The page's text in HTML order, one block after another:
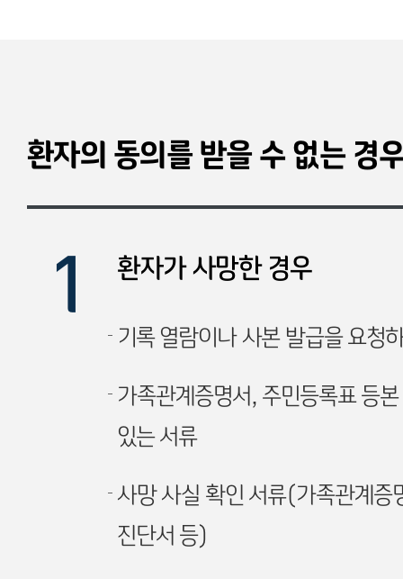
환자의 동의를 받을 수 없는 경
환자가 사망한 경우
기록 열람이나 사본 발급을 요청
가족관계증명서, 주민등록표 등
있는 서류
사망 사실 확인 서류(가족관계증
진단서 등)